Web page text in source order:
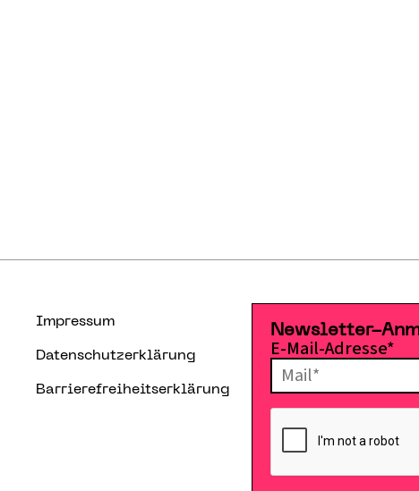
Impressum
Datenschutzerklärung
Barrierefreiheitserklärung
Newsletter-
E-Mail-Adresse*